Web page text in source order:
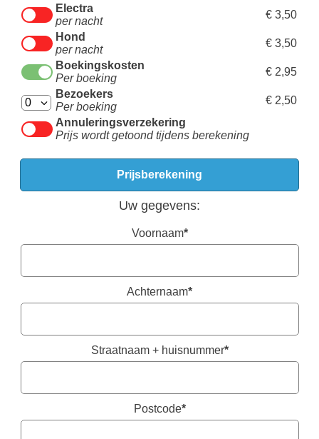
Electra
per nacht
€ 3,50
Hond
per nacht
€ 3,50
Boekingskosten
Per boeking
€ 2,95
Bezoekers
Per boeking
€ 2,50
Annuleringsverzekering
Prijs wordt getoond tijdens berekening
Uw gegevens:
Voornaam*
Achternaam*
Straatnaam + huisnummer*
Postcode*